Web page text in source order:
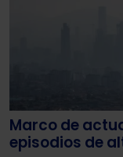
Marco de
episodios de